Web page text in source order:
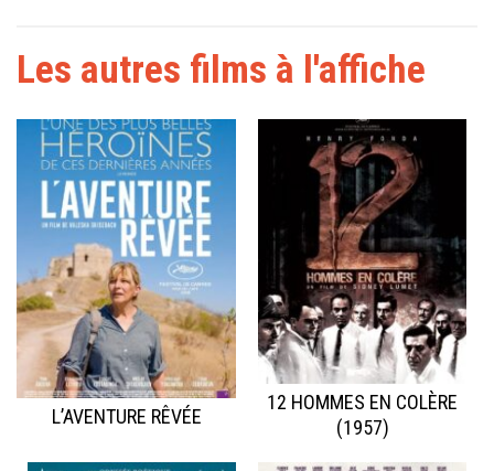
Les autres films à l'affiche
L’AVENTURE RÊVÉE
12 HOMMES EN COLÈRE
(1957)